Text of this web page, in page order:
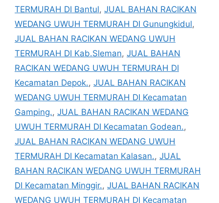
TERMURAH DI Bantul, JUAL BAHAN RACIKAN
WEDANG UWUH TERMURAH DI Gunungkidul,
JUAL BAHAN RACIKAN WEDANG UWUH
TERMURAH DI Kab.Sleman, JUAL BAHAN
RACIKAN WEDANG UWUH TERMURAH DI
Kecamatan Depok., JUAL BAHAN RACIKAN
WEDANG UWUH TERMURAH DI Kecamatan
Gamping., JUAL BAHAN RACIKAN WEDANG
UWUH TERMURAH DI Kecamatan Godean.,
JUAL BAHAN RACIKAN WEDANG UWUH
TERMURAH DI Kecamatan Kalasan., JUAL
BAHAN RACIKAN WEDANG UWUH TERMURAH
DI Kecamatan Minggir., JUAL BAHAN RACIKAN
WEDANG UWUH TERMURAH DI Kecamatan